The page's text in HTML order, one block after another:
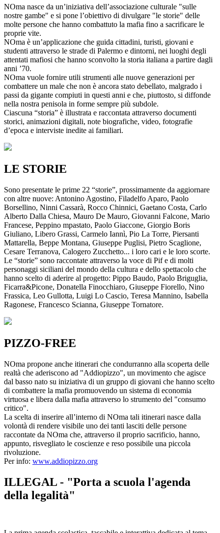
NOma nasce da un’iniziativa dell’associazione culturale "sulle
nostre gambe" e si pone l’obiettivo di divulgare "le storie" delle
molte persone che hanno combattuto la mafia fino a sacrificare le
proprie vite.
NOma è un’applicazione che guida cittadini, turisti, giovani e
studenti attraverso le strade di Palermo e dintorni, nei luoghi degli
attentati mafiosi che hanno sconvolto la storia italiana a partire dagli
anni ’70.
NOma vuole fornire utili strumenti alle nuove generazioni per
combattere un male che non è ancora stato debellato, malgrado i
passi da gigante compiuti in questi anni e che, piuttosto, si diffonde
nella nostra penisola in forme sempre più subdole.
Ciascuna “storia” è illustrata e raccontata attraverso documenti
storici, animazioni digitali, note biografiche, video, fotografie
d’epoca e interviste inedite ai familiari.
LE STORIE
Sono presentate le prime 22 “storie”, prossimamente da aggiornare
con altre nuove: Antonino Agostino, Filadelfo Aparo, Paolo
Borsellino, Ninni Cassarà, Rocco Chinnici, Gaetano Costa, Carlo
Alberto Dalla Chiesa, Mauro De Mauro, Giovanni Falcone, Mario
Francese, Peppino mpastato, Paolo Giaccone, Giorgio Boris
Giuliano, Libero Grassi, Carmelo Iannì, Pio La Torre, Piersanti
Mattarella, Beppe Montana, Giuseppe Puglisi, Pietro Scaglione,
Cesare Terranova, Calogero Zucchetto... i loro cari e le loro scorte.
Le “storie” sono raccontate attraverso la voce di Pif e di molti
personaggi siciliani del mondo della cultura e dello spettacolo che
hanno scelto di aderire al progetto: Pippo Baudo, Paolo Briguglia,
Ficarra&Picone, Donatella Finocchiaro, Giuseppe Fiorello, Nino
Frassica, Leo Gullotta, Luigi Lo Cascio, Teresa Mannino, Isabella
Ragonese, Francesco Scianna, Giuseppe Tornatore.
PIZZO-FREE
NOma propone anche itinerari che condurranno alla scoperta delle
realtà che aderiscono ad "Addiopizzo", un movimento che agisce
dal basso nato su iniziativa di un gruppo di giovani che hanno scelto
di combattere la mafia promuovendo un sistema di economia
virtuosa e libera dalla mafia attraverso lo strumento del "consumo
critico".
La scelta di inserire all’interno di NOma tali itinerari nasce dalla
volontà di rendere visibile uno dei tanti lasciti delle persone
raccontate da NOma che, attraverso il proprio sacrificio, hanno,
appunto, risvegliato le coscienze e reso possibile una piccola
rivoluzione.
Per info: www.addiopizzo.org
ILLEGAL - "Porta a scuola l'agenda
della legalità"